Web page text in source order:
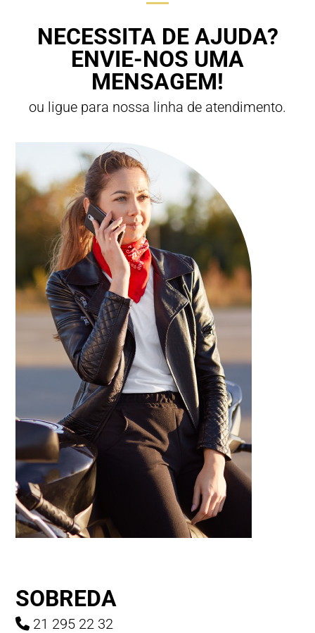
NECESSITA DE AJUDA?
ENVIE-NOS UMA
MENSAGEM!
ou ligue para nossa linha de atendimento.
SOBREDA
21 295 22 32